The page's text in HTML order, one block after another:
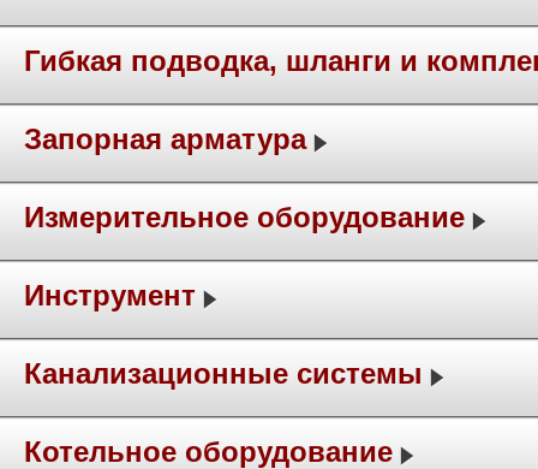
Гибкая подводка, шланги и
Запорная арматура
Измерительное оборудование
Инструмент
Канализационные системы
Котельное оборудование